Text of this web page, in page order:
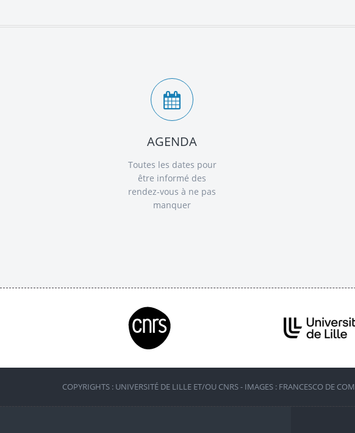
AGENDA
Toutes les dates pour
être informé des
rendez-vous à ne pas
manquer
COPYRIGHTS : UNIVERSITÉ DE LILLE ET/OU CNRS - IMAGES : FRANCESCO DE